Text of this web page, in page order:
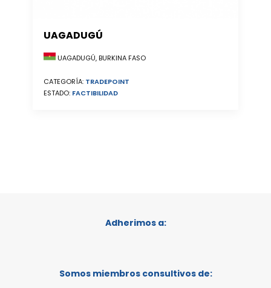
UAGADUGÚ
UAGADUGÚ, BURKINA FASO
CATEGORÍA: TRADEPOINT
ESTADO: FACTIBILIDAD
Adherimos a:
Somos miembros consultivos de: